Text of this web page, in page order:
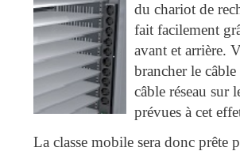
du chariot de
fait facilement
avant et arrière.
brancher le câble
câble réseau sur
prévues à cet
La classe mobile sera donc prête